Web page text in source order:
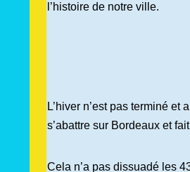
l’histoire de notre ville.
L’hiver n’est pas terminé
s’abattre sur Bordeaux et
Cela n’a pas dissuadé les